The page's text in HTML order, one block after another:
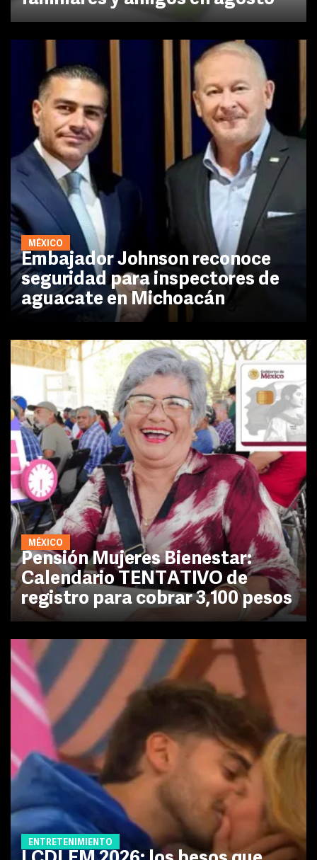
MÉXICO
Embajador Johnson reconoce
seguridad para inspectores de
aguacate en Michoacán
MÉXICO
Pensión Mujeres Bienestar:
Calendario TENTATIVO de
registro para cobrar 3,100 pesos
ENTRETENIMIENTO